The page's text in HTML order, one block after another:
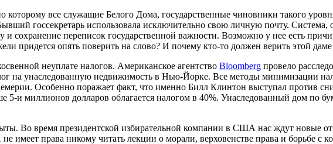
которому все служащие Белого Дома, государственные чиновники такого
госсекретарь использовала исключительно свою личную почту. Система,
и сохранение переписок государственной важности. Возможно у нее есть
придется опять поверить на слово? И почему кто-то должен верить этой
неуплате налогов. Американское агентство Bloomberg провело
унаследованную недвижимость в Нью-Йорке. Все методы минимизации
Особенно поражает факт, что именно Билл Клинтон выступал против
и миллионов долларов облагается налогом в 40%. Унаследованный дом по
Во время президентской избирательной компании в США нас ждут новые
права никому читать лекции о морали, верховенстве права и борьбе с